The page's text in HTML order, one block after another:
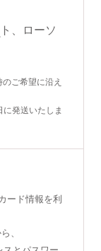
ご希望に沿え
発送いたしま
ード情報を利
、